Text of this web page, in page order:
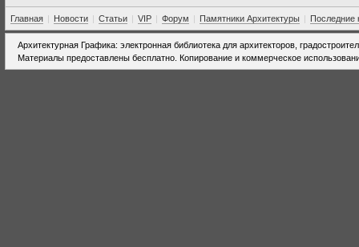
Главная | Новости | Статьи | VIP | Форум | Памятники Архитектуры | Последние
Архитектурная Графика: электронная библиотека для архитекторов,
Материалы предоставлены бесплатно. Копирование и коммерческое